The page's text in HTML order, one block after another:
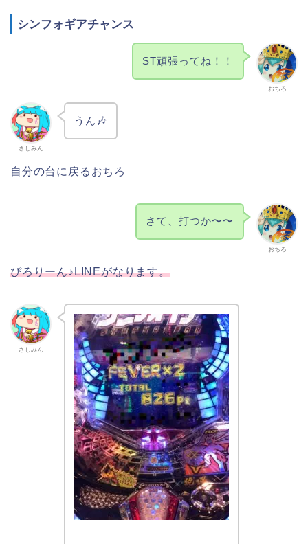
シンフォギアチャンス
おちろ
ST頑張ってね！！
さしみん
うん🎶
自分の台に戻るおちろ
おちろ
さて、打つか〜〜
ぴろりーん♪LINEがなります。
さしみん